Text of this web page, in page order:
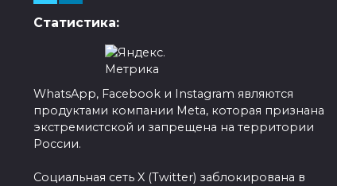
Статистика:
WhatsApp, Facebook и Instagram являются
продуктами компании Meta, которая признана
экстремистской и запрещена на территории
России.
Социальная сеть X (Twitter) заблокирована в